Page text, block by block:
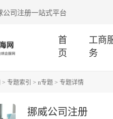
公司注册一站式平台
首
页
工商
务
> 专题索引 > n专题 > 专题详情
挪威公司注册